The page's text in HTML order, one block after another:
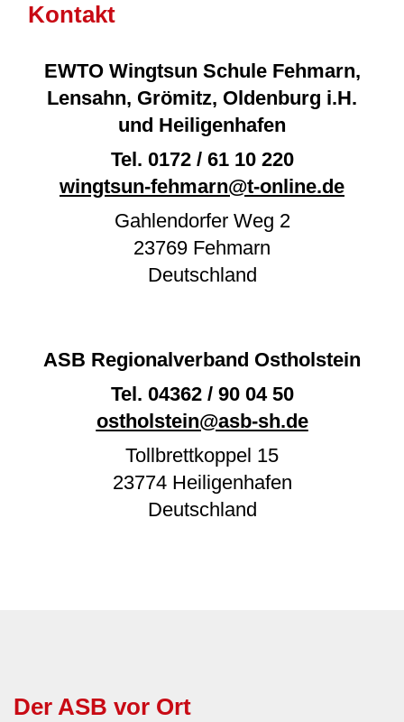
Kontakt
EWTO Wingtsun Schule Fehmarn,
Lensahn, Grömitz, Oldenburg i.H.
und Heiligenhafen
Tel. 0172 / 61 10 220
wingtsun-fehmarn@t-online.de
Gahlendorfer Weg 2
23769 Fehmarn
Deutschland
ASB Regionalverband Ostholstein
Tel. 04362 / 90 04 50
ostholstein@asb-sh.de
Tollbrettkoppel 15
23774 Heiligenhafen
Deutschland
Der ASB vor Ort